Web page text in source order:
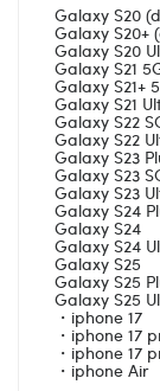
Galaxy S20
Galaxy S20+
Galaxy S20
Galaxy S21
Galaxy S21+
Galaxy S21
Galaxy S22
Galaxy S22
Galaxy S23
Galaxy S23
Galaxy S23
Galaxy S24
Galaxy S24
Galaxy S24
Galaxy S25
Galaxy S25
Galaxy S25
・iphone 17
・iphone 17
・iphone 17
・iphone Air